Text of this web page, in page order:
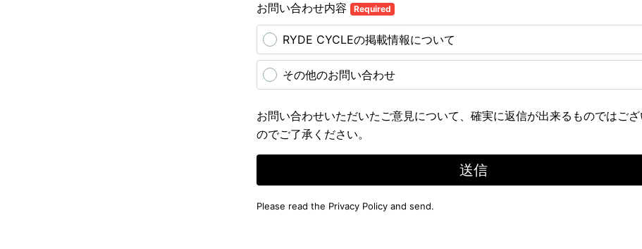
お問い合わせ内容 Required
RYDE CYCLEの掲載情報について
その他のお問い合わせ
お問い合わせいただいたご意見について、確実に返信が出来るものではご
のでご了承ください。
送信
Please read the Privacy Policy and send.